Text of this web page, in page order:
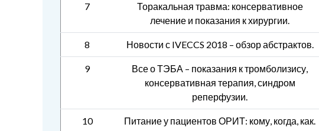
7
Торакальная травма: консервативное
лечение и показания к хирургии.
8 Новости с IVECCS 2018 – обзор абстрактов.
9
Все о ТЭБА – показания к тромболизису,
консервативная терапия, синдром
реперфузии.
10 Питание у пациентов ОРИТ: кому, когда, как.